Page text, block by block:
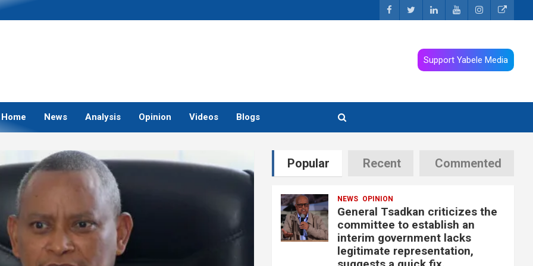
Support Yabele Media
Home News Analysis Opinion Videos Blogs
Popular Recent Commented
NEWS OPINION
General Tsadkan criticizes the
committee to establish an
interim government lacks
legitimate representation,